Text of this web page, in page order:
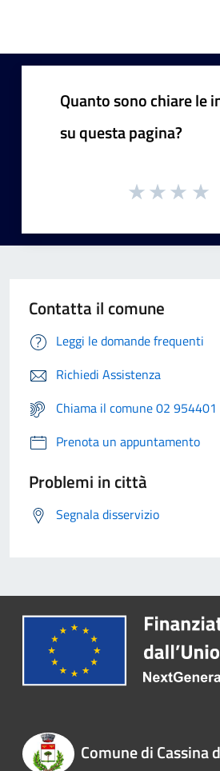
Quanto sono chiare le
su questa pagina?
Contatta il comune
Leggi le domande frequenti
Richiedi Assistenza
Chiama il comune 02 954401
Prenota un appuntamento
Problemi in città
Segnala disservizio
Comune di Cassina